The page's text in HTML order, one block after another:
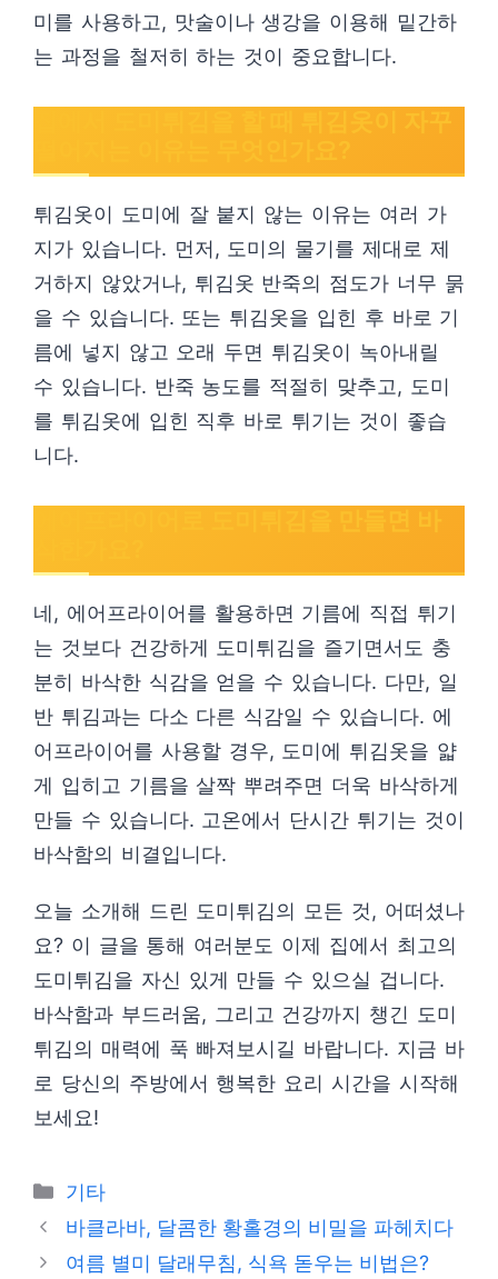
미를 사용하고, 맛술이나 생강을 이용해 밑간하
는 과정을 철저히 하는 것이 중요합니다.
튀김옷이 도미에 잘 붙지 않는 이유는 여러 가
지가 있습니다. 먼저, 도미의 물기를 제대로 제
거하지 않았거나, 튀김옷 반죽의 점도가 너무 묽
을 수 있습니다. 또는 튀김옷을 입힌 후 바로 기
름에 넣지 않고 오래 두면 튀김옷이 녹아내릴
수 있습니다. 반죽 농도를 적절히 맞추고, 도미
를 튀김옷에 입힌 직후 바로 튀기는 것이 좋습
니다.
네, 에어프라이어를 활용하면 기름에 직접 튀기
는 것보다 건강하게 도미튀김을 즐기면서도 충
분히 바삭한 식감을 얻을 수 있습니다. 다만, 일
반 튀김과는 다소 다른 식감일 수 있습니다. 에
어프라이어를 사용할 경우, 도미에 튀김옷을 얇
게 입히고 기름을 살짝 뿌려주면 더욱 바삭하게
만들 수 있습니다. 고온에서 단시간 튀기는 것이
바삭함의 비결입니다.
오늘 소개해 드린 도미튀김의 모든 것, 어떠셨나
요? 이 글을 통해 여러분도 이제 집에서 최고의
도미튀김을 자신 있게 만들 수 있으실 겁니다.
바삭함과 부드러움, 그리고 건강까지 챙긴 도미
튀김의 매력에 푹 빠져보시길 바랍니다. 지금 바
로 당신의 주방에서 행복한 요리 시간을 시작해
보세요!
Categories
기타
바클라바, 달콤한 황홀경의 비밀을 파헤치다
여름 별미 달래무침, 식욕 돋우는 비법은?